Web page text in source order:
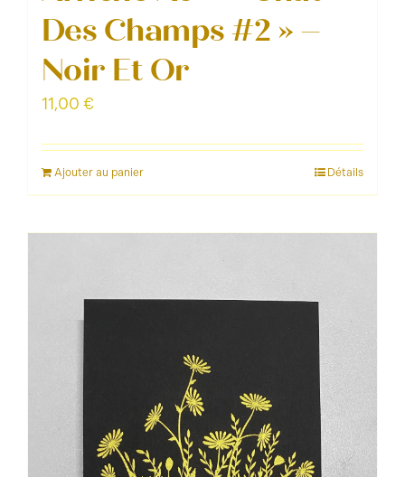
Des Champs #2 » –
Noir Et Or
11,00 €
Ajouter au panier Détails